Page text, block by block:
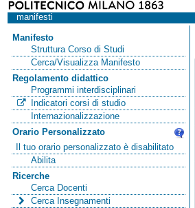
manifesti
Manifesto
Struttura Corso di Studi
Cerca/Visualizza Manifesto
Regolamento didattico
Programmi interdisciplinari
Indicatori corsi di studio
Internazionalizzazione
Orario Personalizzato
Il tuo orario personalizzato è disabilitato
Abilita
Ricerche
Cerca Docenti
Cerca Insegnamenti